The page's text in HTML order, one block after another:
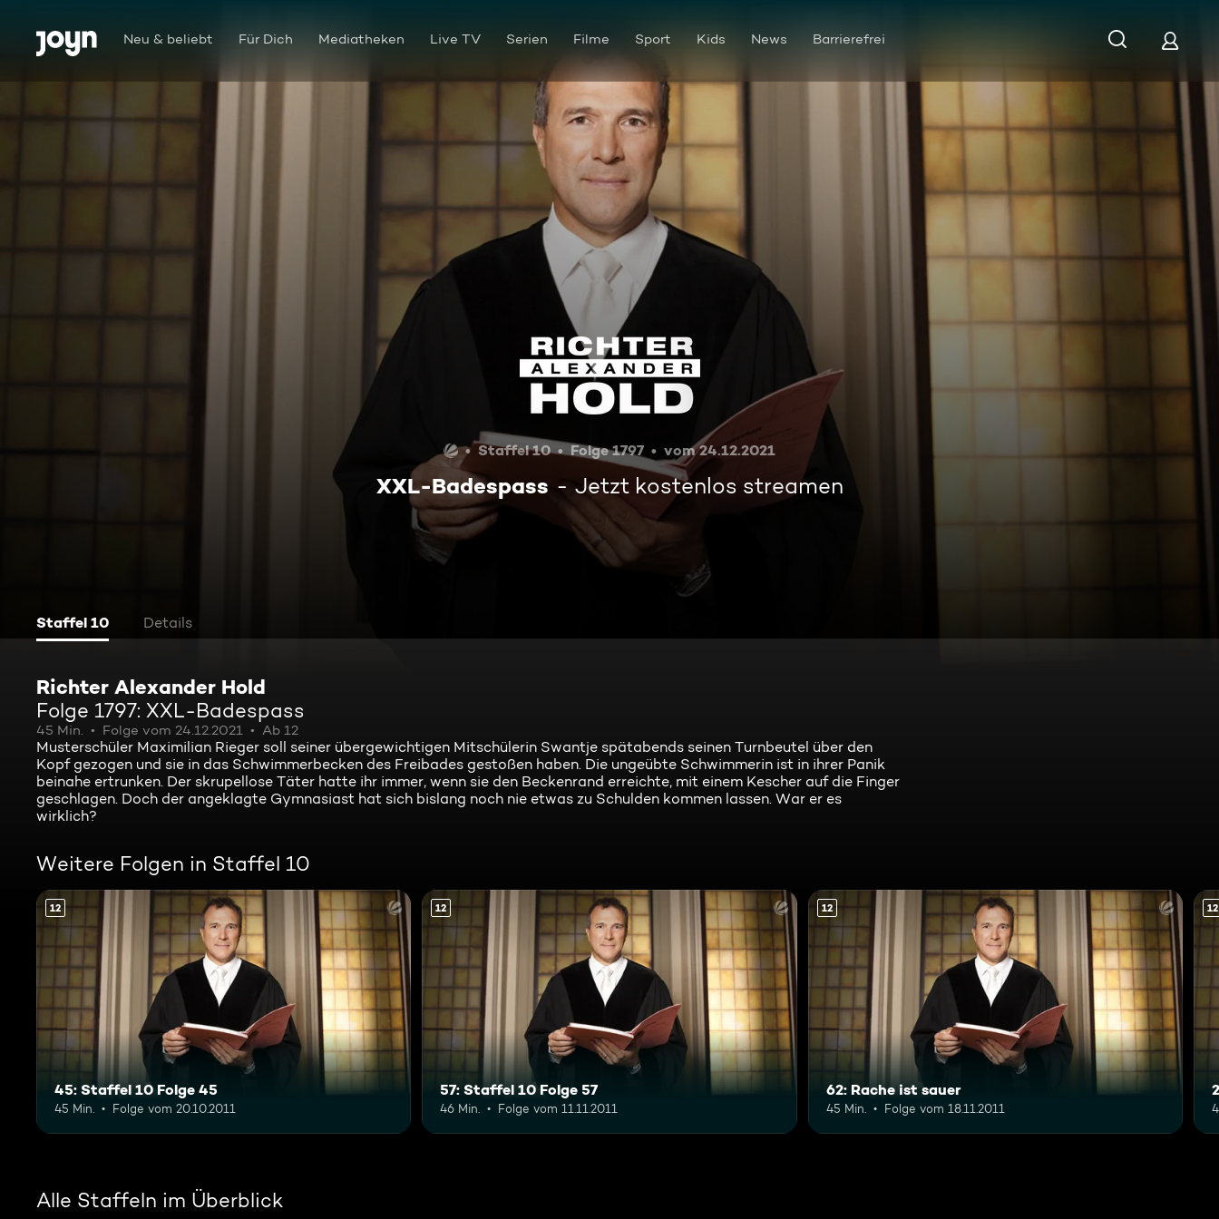
Zum Inhalt springen
Barrierefrei Neu & beliebt Für Dich Mediatheken Live TV Serien Filme Sport Kids News Barrierefrei
XXL-Badespass
Staffel 10 Folge 1797 vom 24.12.2021
XXL-Badespass Jetzt kostenlos streamen
Staffel 10 Details
Richter Alexander Hold
Folge 1797: XXL-Badespass
45 Min. Folge vom 24.12.2021 Ab 12
Musterschüler Maximilian Rieger soll seiner übergewichtigen Mitschülerin Swantje spätabends seinen Turnbeutel über den
Kopf gezogen und sie in das Schwimmerbecken des Freibades gestoßen haben. Die ungeübte Schwimmerin ist in ihrer Panik
beinahe ertrunken. Der skrupellose Täter hatte ihr immer, wenn sie den Beckenrand erreichte, mit einem Kescher auf die Finger
geschlagen. Doch der angeklagte Gymnasiast hat sich bislang noch nie etwas zu Schulden kommen lassen. War er es
wirklich?
Weitere Folgen in Staffel 10
12
45: Staffel 10 Folge 45
45 Min. Folge vom 20.10.2011
12
57: Staffel 10 Folge 57
46 Min. Folge vom 11.11.2011
12
62: Rache ist sauer
45 Min. Folge vom 18.11.2011
12
Alle Staffeln im Überblick